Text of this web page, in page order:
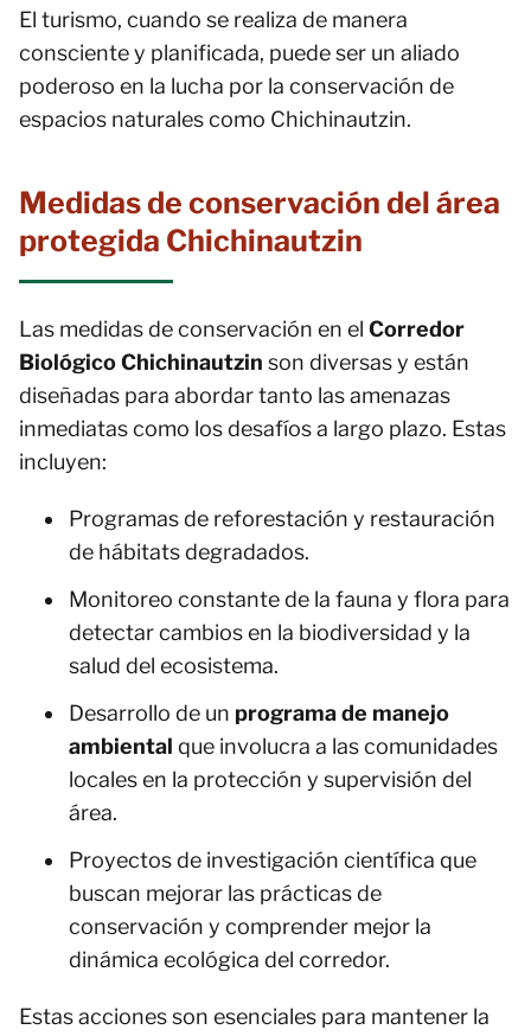
El turismo, cuando se realiza de manera
consciente y planificada, puede ser un aliado
poderoso en la lucha por la conservación de
espacios naturales como Chichinautzin.
Medidas de conservación del área
protegida Chichinautzin
Las medidas de conservación en el Corredor
Biológico Chichinautzin son diversas y están
diseñadas para abordar tanto las amenazas
inmediatas como los desafíos a largo plazo. Estas
incluyen:
Programas de reforestación y restauración
de hábitats degradados.
Monitoreo constante de la fauna y flora para
detectar cambios en la biodiversidad y la
salud del ecosistema.
Desarrollo de un programa de manejo
ambiental que involucra a las comunidades
locales en la protección y supervisión del
área.
Proyectos de investigación científica que
buscan mejorar las prácticas de
conservación y comprender mejor la
dinámica ecológica del corredor.
Estas acciones son esenciales para mantener la